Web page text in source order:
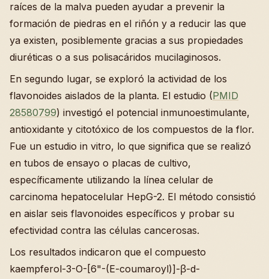
raíces de la malva pueden ayudar a prevenir la
formación de piedras en el riñón y a reducir las que
ya existen, posiblemente gracias a sus propiedades
diuréticas o a sus polisacáridos mucilaginosos.
En segundo lugar, se exploró la actividad de los
flavonoides aislados de la planta. El estudio (PMID
28580799) investigó el potencial inmunoestimulante,
antioxidante y citotóxico de los compuestos de la flor.
Fue un estudio in vitro, lo que significa que se realizó
en tubos de ensayo o placas de cultivo,
específicamente utilizando la línea celular de
carcinoma hepatocelular HepG-2. El método consistió
en aislar seis flavonoides específicos y probar su
efectividad contra las células cancerosas.
Los resultados indicaron que el compuesto
kaempferol-3-O-[6"-(E-coumaroyl)]-β-d-